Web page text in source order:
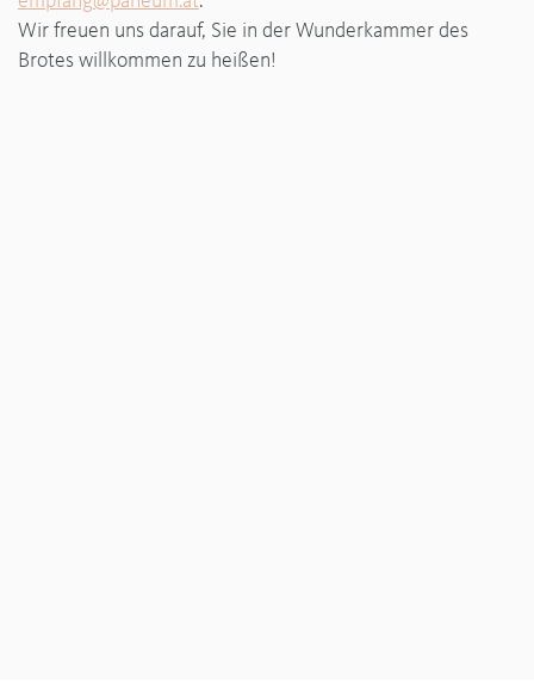
Wir freuen uns darauf, Sie in der Wunderkammer des
Brotes willkommen zu heißen!